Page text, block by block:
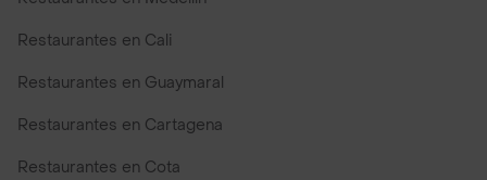
Restaurantes en Cali
Restaurantes en Guaymaral
Restaurantes en Cartagena
Restaurantes en Cota